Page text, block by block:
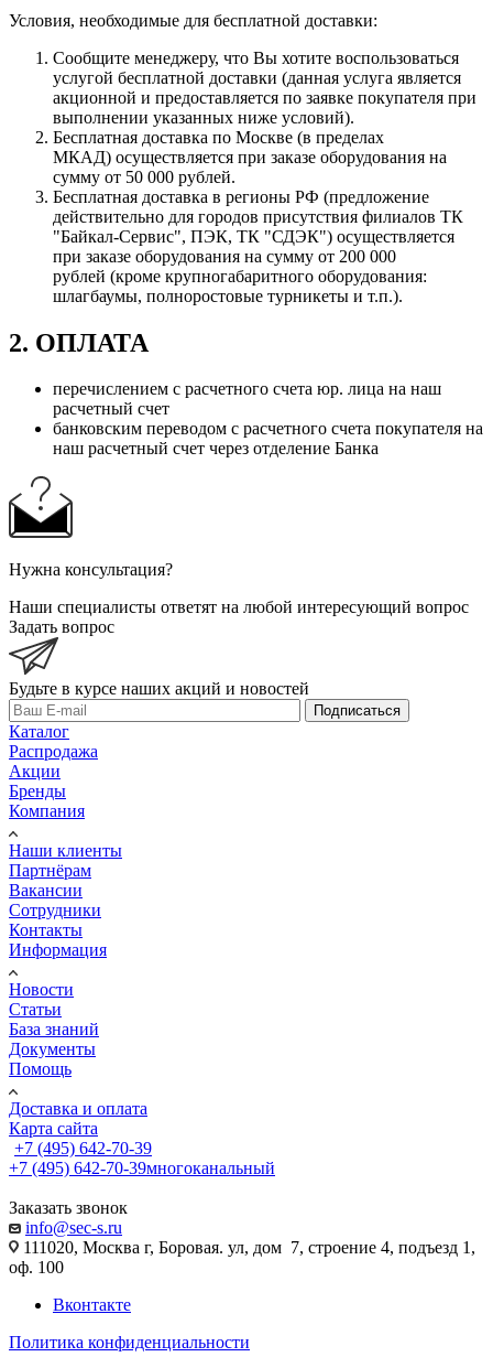
Условия, необходимые для бесплатной доставки:
Сообщите менеджеру, что Вы хотите воспользоваться
услугой бесплатной доставки (данная услуга является
акционной и предоставляется по заявке покупателя при
выполнении указанных ниже условий).
Бесплатная доставка по Москве (в пределах
МКАД) осуществляется при заказе оборудования на
сумму от 50 000 рублей.
Бесплатная доставка в регионы РФ (предложение
действительно для городов присутствия филиалов ТК
"Байкал-Сервис", ПЭК, ТК "СДЭК") осуществляется
при заказе оборудования на сумму от 200 000
рублей (кроме крупногабаритного оборудования:
шлагбаумы, полноростовые турникеты и т.п.).
2. ОПЛАТА
перечислением с расчетного счета юр. лица на наш
расчетный счет
банковским переводом с расчетного счета покупателя на
наш расчетный счет через отделение Банка
Нужна консультация?
Наши специалисты ответят на любой интересующий вопрос
Задать вопрос
Будьте в курсе наших акций и новостей
Подписаться
Каталог
Распродажа
Акции
Бренды
Компания
Наши клиенты
Партнёрам
Вакансии
Сотрудники
Контакты
Информация
Новости
Статьи
База знаний
Документы
Помощь
Доставка и оплата
Карта сайта
+7 (495) 642-70-39
+7 (495) 642-70-39многоканальный
Заказать звонок
info@sec-s.ru
111020, Москва г, Боровая. ул, дом 7, строение 4, подъезд 1,
оф. 100
Вконтакте
Политика конфиденциальности